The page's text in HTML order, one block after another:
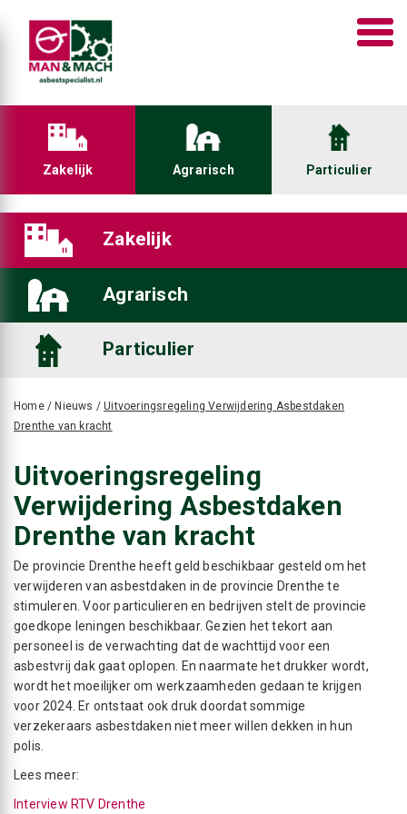
Zakelijk Agrarisch Particulier
Zakelijk
Agrarisch
Particulier
Home/Nieuws /Uitvoeringsregeling Verwijdering Asbestdaken
Drenthe van kracht
Uitvoeringsregeling
Verwijdering Asbestdaken
Drenthe van kracht
De provincie Drenthe heeft geld beschikbaar gesteld om het
verwijderen van asbestdaken in de provincie Drenthe te
stimuleren. Voor particulieren en bedrijven stelt de provincie
goedkope leningen beschikbaar. Gezien het tekort aan
personeel is de verwachting dat de wachttijd voor een
asbestvrij dak gaat oplopen. En naarmate het drukker wordt,
wordt het moeilijker om werkzaamheden gedaan te krijgen
voor 2024. Er ontstaat ook druk doordat sommige
verzekeraars asbestdaken niet meer willen dekken in hun
polis.
Lees meer:
Interview RTV Drenthe